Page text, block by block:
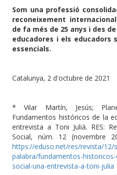
Som una professió
reconeixement
de fa més de 25 anys i des
educadores i els educadors
essencials.
Catalunya, 2 d'octubre de 2021
* Vilar Martín, Jesús;
Fundamentos históricos de la
entrevista a Toni Julià. RES:
Social, núm. 12 (novembre
https://eduso.net/res/revista/12/
palabra/fundamentos-
social-una-entrevista-a-toni-julia